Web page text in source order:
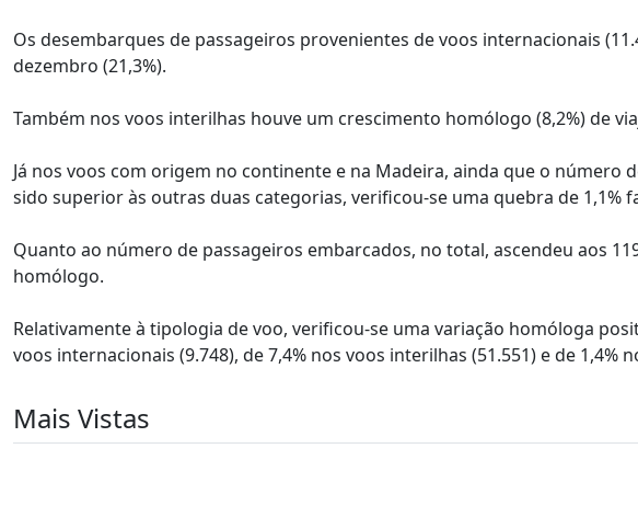
Os desembarques de passageiros provenientes de voos internacionais
dezembro (21,3%).
Também nos voos interilhas houve um crescimento homólogo (8,2%) de
Já nos voos com origem no continente e na Madeira, ainda que o número
sido superior às outras duas categorias, verificou-se uma quebra de 1,1%
Quanto ao número de passageiros embarcados, no total, ascendeu aos
homólogo.
Relativamente à tipologia de voo, verificou-se uma variação homóloga
voos internacionais (9.748), de 7,4% nos voos interilhas (51.551) e de 1,4%
Mais Vistas